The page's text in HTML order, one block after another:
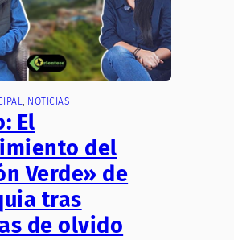
, NOTICIAS
El
del
Verde» de
tras
de olvido